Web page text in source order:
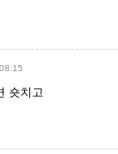
숏치고